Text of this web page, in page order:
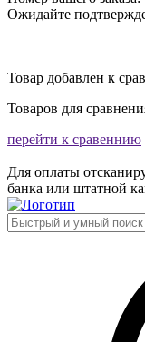
Ожидайте
Товар добавлен к
Товаров для
перейти к сравеннию
Для оплаты
банка или штатной